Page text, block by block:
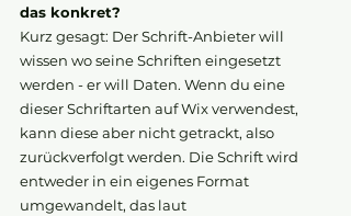
das konkret?
Kurz gesagt: Der Schrift-Anbieter will
wissen wo seine Schriften eingesetzt
werden - er will Daten. Wenn du eine
dieser Schriftarten auf Wix verwendest,
kann diese aber nicht getrackt, also
zurückverfolgt werden. Die Schrift wird
entweder in ein eigenes Format
umgewandelt, das laut